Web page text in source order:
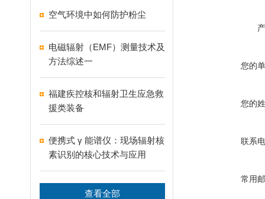
空气环境中如何防护粉尘
电磁辐射（EMF）测量技术及
方法综述一
福建疾控核和辐射卫生应急救
援类装备
便携式 γ 能谱仪：现场辐射核
素识别的核心技术与应用
查看全部
您的
您的
联系
常用